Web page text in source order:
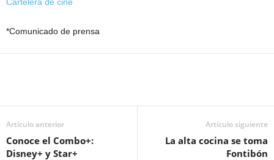
*Comunicado de prensa
Artículo anterior
Conoce el Combo+:
Disney+ y Star+
Artículo siguiente
La alta cocina se toma
Fontibón